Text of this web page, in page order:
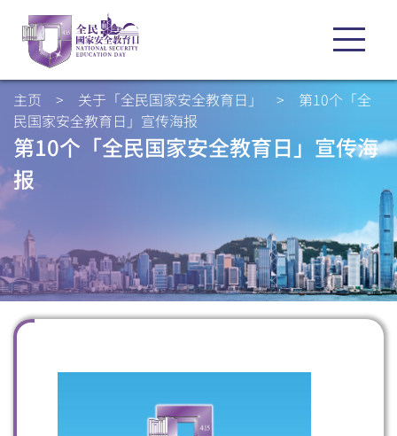
主页 > 关于「全民国家安全教育日」 > 第10个「全
民国家安全教育日」宣传海报
第10个「全民国家安全教育日」宣传海
报